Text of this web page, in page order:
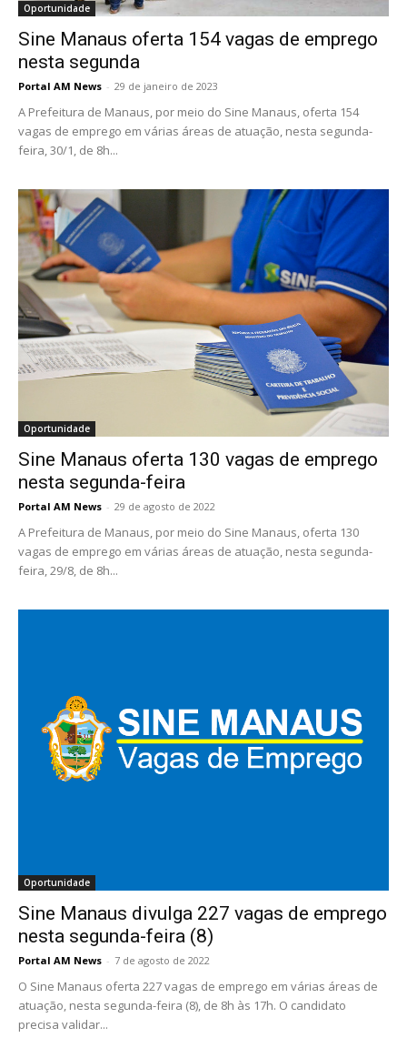
Oportunidade
Sine Manaus oferta 154 vagas de emprego
nesta segunda
Portal AM News - 29 de janeiro de 2023
A Prefeitura de Manaus, por meio do Sine Manaus, oferta 154
vagas de emprego em várias áreas de atuação, nesta segunda-
feira, 30/1, de 8h...
Oportunidade
Sine Manaus oferta 130 vagas de emprego
nesta segunda-feira
Portal AM News - 29 de agosto de 2022
A Prefeitura de Manaus, por meio do Sine Manaus, oferta 130
vagas de emprego em várias áreas de atuação, nesta segunda-
feira, 29/8, de 8h...
Oportunidade
Sine Manaus divulga 227 vagas de emprego
nesta segunda-feira (8)
Portal AM News - 7 de agosto de 2022
O Sine Manaus oferta 227 vagas de emprego em várias áreas de
atuação, nesta segunda-feira (8), de 8h às 17h. O candidato
precisa validar...